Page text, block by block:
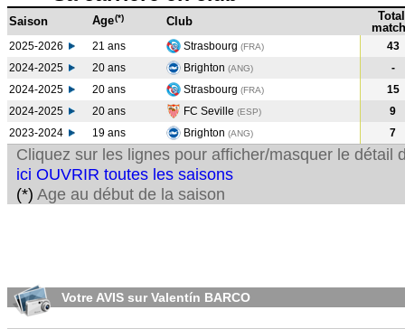
Saison Age(*) Club
Total
2025-2026 21 ans Strasbourg (FRA)
43
2024-2025
20 ans Brighton (ANG)
-
2024-2025
20 ans Strasbourg (FRA)
15
2024-2025
20 ans FC Seville (ESP)
9
2023-2024
19 ans Brighton (ANG) 7
Cliquez sur les lignes pour afficher/masquer le détail
ici OUVRIR toutes les saisons
(*) Age au début de la saison
Votre AVIS sur Valentín BARCO